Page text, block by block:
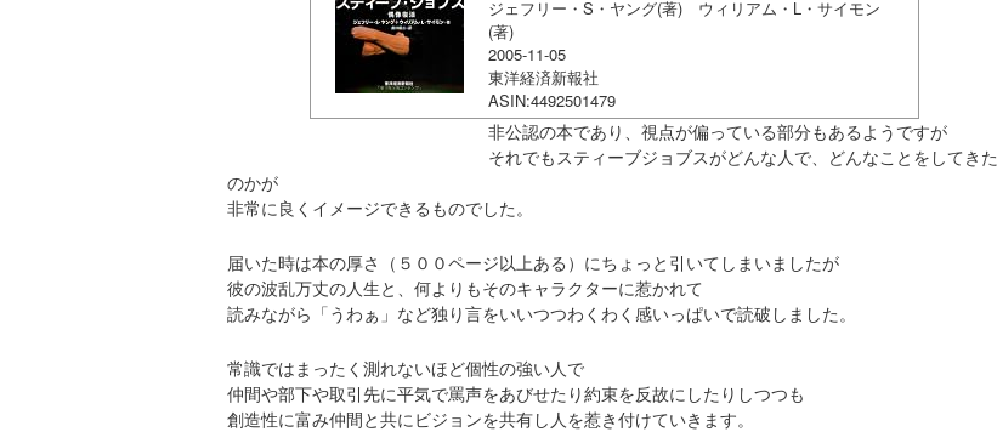
ジェフリー・S・ヤング(著) ウィリアム・L・サイモン
(著)
2005-11-05
東洋経済新報社
ASIN:4492501479
非公認の本であり、視点が偏っている部分もあるようですが
それでもスティーブジョブスがどんな人で、どんなことをしてきた
のかが
非常に良くイメージできるものでした。
届いた時は本の厚さ（５００ページ以上ある）にちょっと引いてしまいましたが
彼の波乱万丈の人生と、何よりもそのキャラクターに惹かれて
読みながら「うわぁ」など独り言をいいつつわくわく感いっぱいで読破しました。
常識ではまったく測れないほど個性の強い人で
仲間や部下や取引先に平気で罵声をあびせたり約束を反故にしたりしつつも
創造性に富み仲間と共にビジョンを共有し人を惹き付けていきます。